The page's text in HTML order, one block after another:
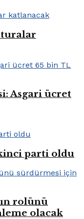
Asgari ücret
parti oldu
rolünü
olacak